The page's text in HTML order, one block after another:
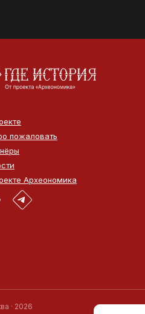
пожаловать
Археономика
· 2026